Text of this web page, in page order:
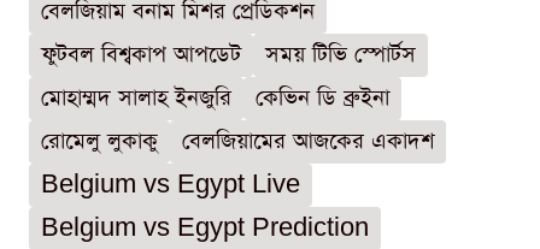
বেলজিয়াম বনাম মিশর প্রেডিকশন
ফুটবল বিশ্বকাপ আপডেট
সময় টিভি স্পোর্টস
মোহাম্মদ সালাহ ইনজুরি
কেভিন ডি ব্রুইনা
রোমেলু লুকাকু
বেলজিয়ামের আজকের একাদশ
Belgium vs Egypt Live
Belgium vs Egypt Prediction